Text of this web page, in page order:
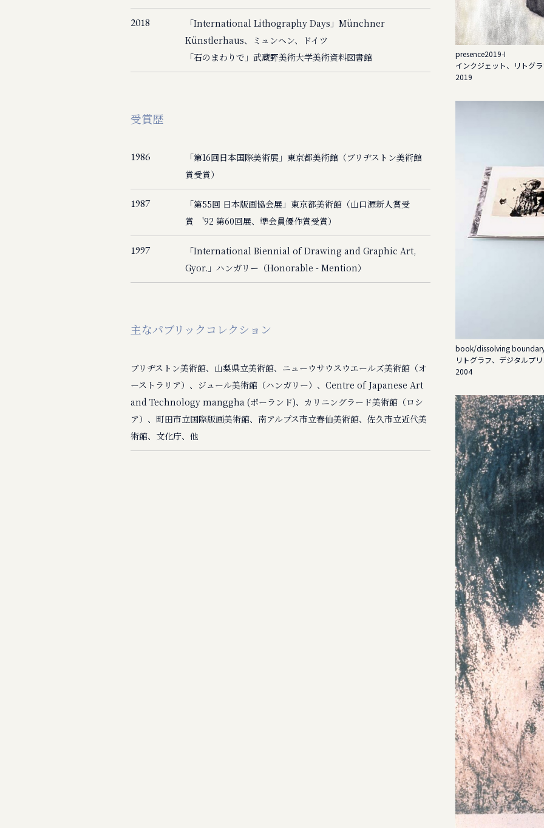
2018
「International Lithography Days」Münchner
Künstlerhaus、ミュンヘン、ドイツ
「石のまわりで」武蔵野美術大学美術資料図書館
受賞歴
1986
「第16回日本国際美術展」東京都美術館（ブリヂストン美術館
賞受賞）
1987
「第55回 日本版画協会展」東京都美術館（山口源新人賞受
賞 '92 第60回展、準会員優作賞受賞）
1997
「International Biennial of Drawing and Graphic Art,
Gyor.」ハンガリー（Honorable - Mention）
主なパブリックコレクション
ブリヂストン美術館、山梨県立美術館、ニューウサウスウエールズ美術館（オ
ーストラリア）、ジュール美術館（ハンガリー）、Centre of Japanese Art
and Technology manggha (ポーランド)、カリニングラード美術館（ロシ
ア）、町田市立国際版画美術館、南アルプス市立春仙美術館、佐久市立近代美
術館、文化庁、他
presence2019-I
インクジェット、リトグ
2019
book/dissolving
リトグラフ、デジタルプ
2004